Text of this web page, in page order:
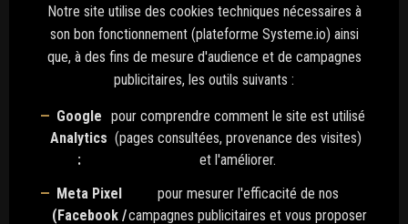
Notre site utilise des cookies techniques nécessaires à
son bon fonctionnement (plateforme Systeme.io) ainsi
que, à des fins de mesure d'audience et de campagnes
publicitaires, les outils suivants :
Google
Analytics
:
pour comprendre comment le site est utilisé
(pages consultées, provenance des visites)
et l'améliorer.
Meta Pixel
(Facebook /
pour mesurer l'efficacité de nos
campagnes publicitaires et vous proposer